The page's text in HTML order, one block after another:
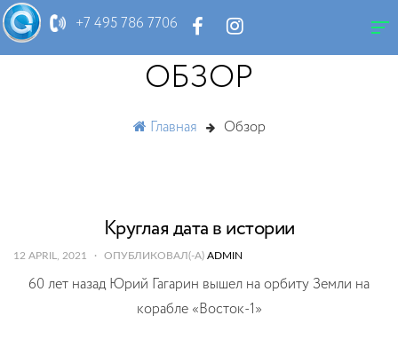
+7 495 786 7706
ОБЗОР
Главная Обзор
Круглая дата в истории
12 APRIL, 2021 ОПУБЛИКОВАЛ(-А) ADMIN
60 лет назад Юрий Гагарин вышел на орбиту Земли на
корабле «Восток-1»